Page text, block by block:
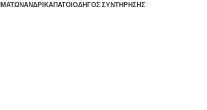
ΑΝΔΡΙΚΆΠΆΤΟΙΟΔΗΓΌΣ ΣΥΝΤΉΡΗΣΗΣ